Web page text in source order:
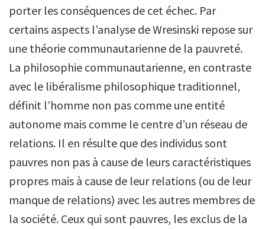
porter les conséquences de cet échec. Par
certains aspects l’analyse de Wresinski repose sur
une théorie communautarienne de la pauvreté.
La philosophie communautarienne, en contraste
avec le libéralisme philosophique traditionnel,
définit l’homme non pas comme une entité
autonome mais comme le centre d’un réseau de
relations. Il en résulte que des individus sont
pauvres non pas à cause de leurs caractéristiques
propres mais à cause de leur relations (ou de leur
manque de relations) avec les autres membres de
la société. Ceux qui sont pauvres, les exclus de la